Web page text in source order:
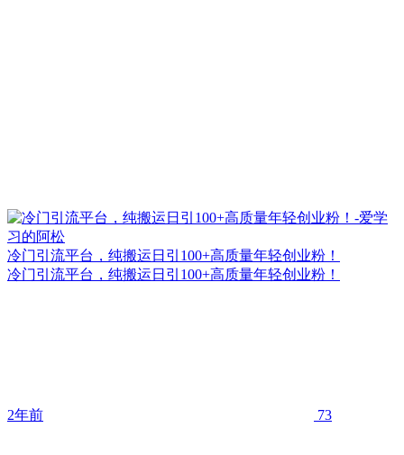
冷门引流平台，纯搬运日引100+高质量年轻创业粉！
冷门引流平台，纯搬运日引100+高质量年轻创业粉！
2年前 73